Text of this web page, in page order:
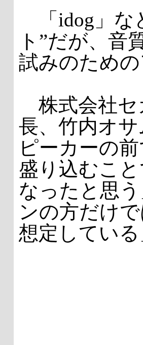
「idog」な
ト”だが、音
試みのため
株式会社セ
長、竹内オ
ピーカーの
盛り込むこ
なったと思
ンの方だけ
想定してい